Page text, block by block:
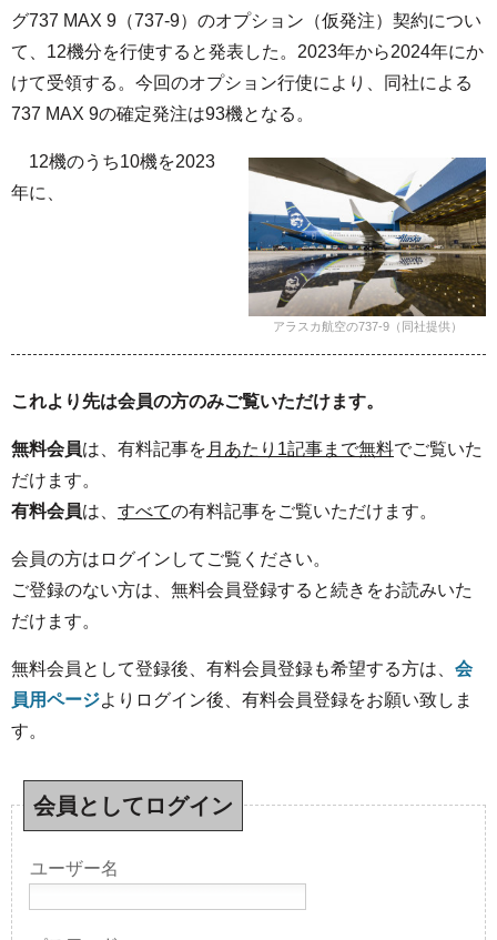
グ737 MAX 9（737-9）のオプション（仮発注）契約につい
て、12機分を行使すると発表した。2023年から2024年にか
けて受領する。今回のオプション行使により、同社による
737 MAX 9の確定発注は93機となる。
アラスカ航空の737-9（同社提供）
12機のうち10機を2023
年に、
これより先は会員の方のみご覧いただけます。
無料会員は、有料記事を 月あたり1記事まで無料でご覧いた
だけます。
有料会員は、 すべての有料記事をご覧いただけます。
会員の方はログインしてご覧ください。
ご登録のない方は、無料会員登録すると続きをお読みいた
だけます。
無料会員として登録後、有料会員登録も希望する方は、 会
員用ページよりログイン後、有料会員登録をお願い致しま
す。
会員としてログイン
ユーザー名